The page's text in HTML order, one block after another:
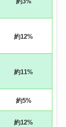
約12%
約11%
約5%
約12%